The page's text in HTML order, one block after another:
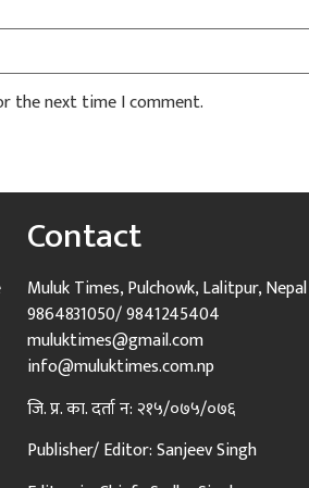
the next time I comment.
Contact
Muluk Times, Pulchowk, Lalitpur, Nepal
9864831050/ 9841245404
muluktimes@gmail.com
info@muluktimes.com.np
जि. प्र. का. दर्ता न: २१५/०७५/०७६
Publisher/ Editor: Sanjeev Singh